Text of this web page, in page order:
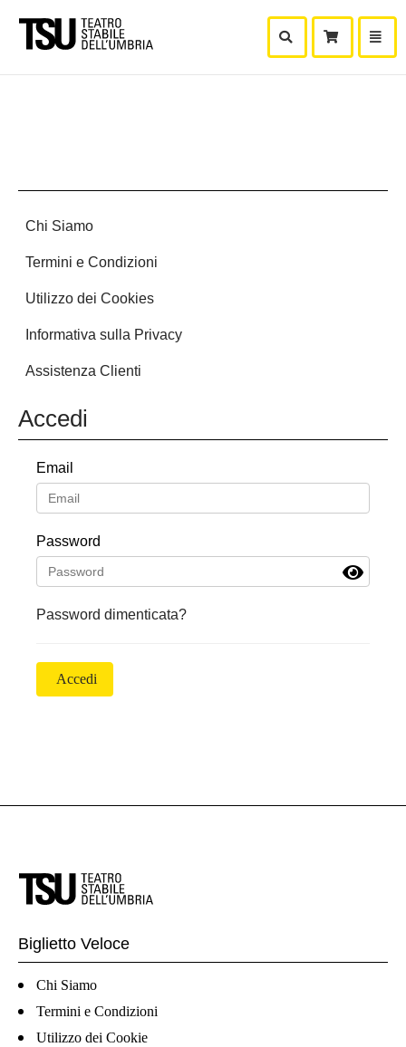
Mostra Ricerca
Chi Siamo
Termini e Condizioni
Utilizzo dei Cookies
Informativa sulla Privacy
Assistenza Clienti
Accedi
Email
Password
Password dimenticata?
Accedi
Biglietto Veloce
Chi Siamo
Termini e Condizioni
Utilizzo dei Cookie